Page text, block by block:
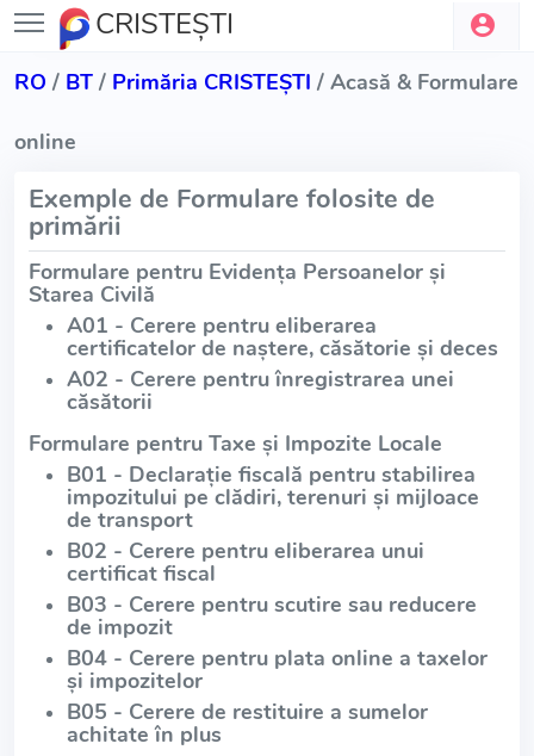
CRISTEŞTI
RO / BT / Primăria CRISTEŞTI / Acasă & Formulare
online
Exemple de Formulare folosite de
primării
Formulare pentru Evidența Persoanelor și
Starea Civilă
A01 - Cerere pentru eliberarea
certificatelor de naștere, căsătorie și deces
A02 - Cerere pentru înregistrarea unei
căsătorii
Formulare pentru Taxe și Impozite Locale
B01 - Declarație fiscală pentru stabilirea
impozitului pe clădiri, terenuri și mijloace
de transport
B02 - Cerere pentru eliberarea unui
certificat fiscal
B03 - Cerere pentru scutire sau reducere
de impozit
B04 - Cerere pentru plata online a taxelor
și impozitelor
B05 - Cerere de restituire a sumelor
achitate în plus